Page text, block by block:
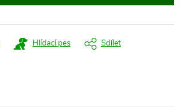
Hlídací pes Sdílet